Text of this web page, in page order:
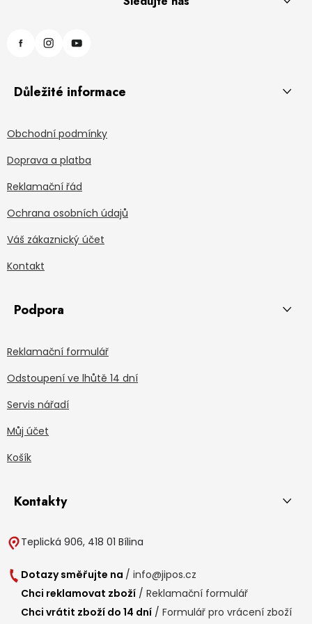
Důležité informace
Obchodní podmínky
Doprava a platba
Reklamační řád
Ochrana osobních údajů
Váš zákaznický účet
Kontakt
Podpora
Reklamační formulář
Odstoupení ve lhůtě 14 dní
Servis nářadí
Můj účet
Košík
Kontakty
Teplická 906, 418 01 Bílina
Dotazy směřujte na / info@jipos.cz
Chci reklamovat zboží / Reklamační formulář
Chci vrátit zboží do 14 dní / Formulář pro vrácení zboží